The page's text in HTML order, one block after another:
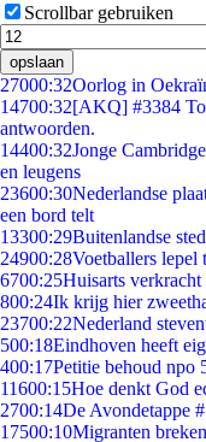
Scrollbar gebruiken
opslaan
27000:32Oorlog in
14700:32[AKQ] #3384
antwoorden.
14400:32Jonge
en leugens
23600:30Nederlandse
een bord telt
13300:29Buitenlandse
24900:28Voetballers lepel
6700:25Huisarts
800:24Ik krijg hier
23700:22Nederland
500:18Eindhoven heeft
400:17Petitie behoud npo
11600:15Hoe denkt God
2700:14De Avondetappe
17500:10Migranten